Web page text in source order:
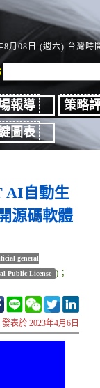
8月08日 (週六) 台灣時
報導
策略
圖表
AI自動生
源碼軟體
general
Public License )；
表於 2023年4月6日